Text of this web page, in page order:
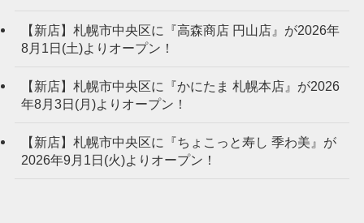
【新店】札幌市中央区に『高森商店 円山店』が2026年
8月1日(土)よりオープン！
【新店】札幌市中央区に『かにたま 札幌本店』が2026
年8月3日(月)よりオープン！
【新店】札幌市中央区に『ちょこっと寿し 季わ美』が
2026年9月1日(火)よりオープン！